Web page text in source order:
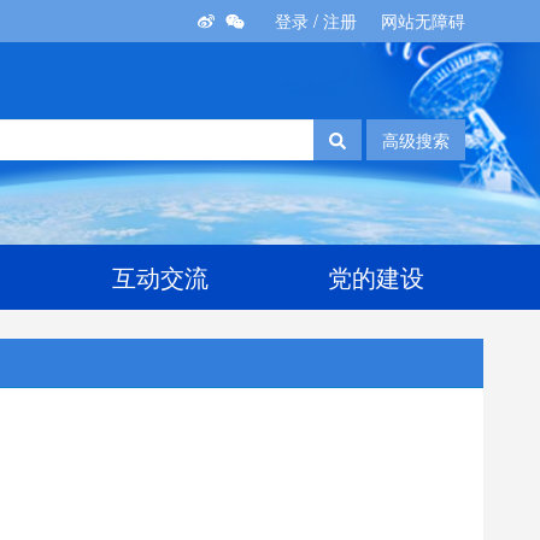
登录 / 注册 网站无障碍
高级搜索
互动交流 党的建设